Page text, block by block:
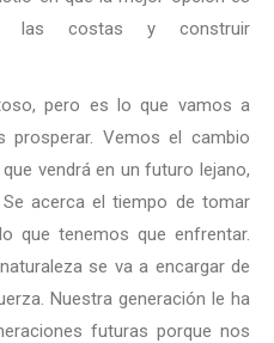
las costas y construir
pero es lo que vamos a
prosperar. Vemos el cambio
vendrá en un futuro lejano,
acerca el tiempo de tomar
que tenemos que enfrentar.
se va a encargar de
Nuestra generación le ha
futuras porque nos